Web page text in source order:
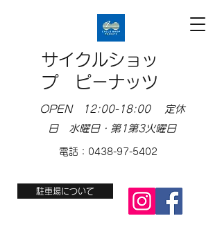
サイクルショッ
プ ピーナッツ
OPEN 12:00-18:00 定休
日 水曜日・第1第3火曜日
電話：0438-97-5402
駐車場について